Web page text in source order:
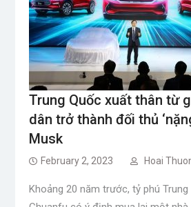
Trung Quốc xuất thân từ
dân trở thành đối thủ
Musk
February 2, 2023 Hoai
Khoảng 20 năm trước, tỷ phú Trung